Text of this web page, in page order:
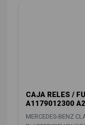
CAJA RELES /
A1179012300
MERCEDES-BENZ